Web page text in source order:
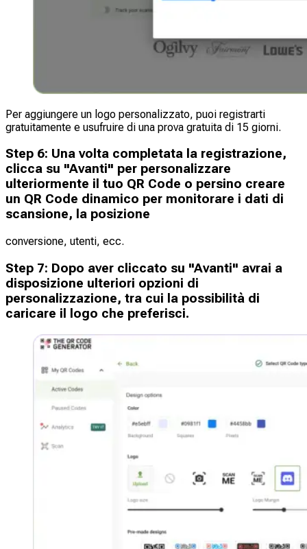
Per aggiungere un logo personalizzato, puoi registrarti
gratuitamente e usufruire di una prova gratuita di 15 giorni.
Step 6: Una volta completata la registrazione,
clicca su "Avanti" per personalizzare
ulteriormente il tuo QR Code o persino creare
un QR Code dinamico per monitorare i dati di
scansione, la posizione
conversione, utenti, ecc.
Step 7: Dopo aver cliccato su "Avanti" avrai a
disposizione ulteriori opzioni di
personalizzazione, tra cui la possibilità di
caricare il logo che preferisci.